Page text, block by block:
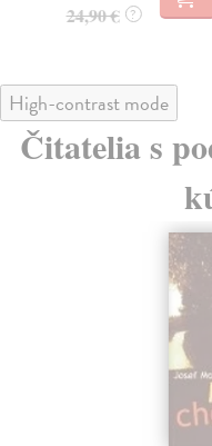
24,90 € ?
High-contrast mode
Čitatelia s